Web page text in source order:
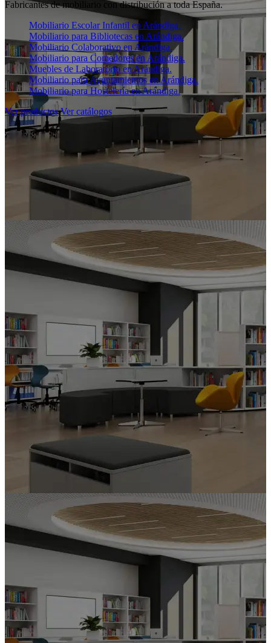
Fabricantes de mobiliario con distribución a toda España.
Mobiliario Escolar Infantil en Arándiga.
Mobiliario para Bibliotecas en Arándiga.
Mobiliario Colaborativo en Arándiga.
Mobiliario para Comedores en Arándiga.
Muebles de Laboratorio en Arándiga.
Mobiliario para Ayuntamientos en Arándiga.
Mobiliario para Hostelería en Arándiga.
Ver productos Ver catálogos